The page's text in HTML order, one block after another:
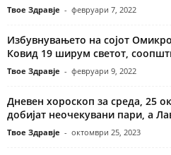
Твое Здравје - февруари 7, 2022
Избувнувањето на сојот
Ковид 19 ширум светот,
Твое Здравје - февруари 9, 2022
Дневен хороскоп за среда, 25
добијат неочекувани пари, а
Твое Здравје - октомври 25, 2023